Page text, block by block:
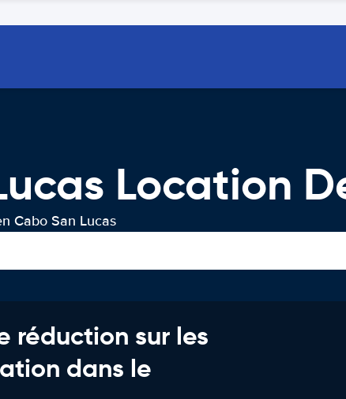
Location
Cabo San Lucas
réduction sur les
dans le